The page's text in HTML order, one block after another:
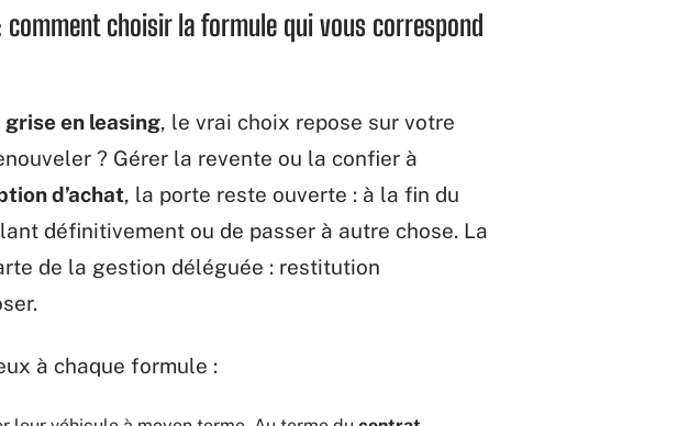
comment choisir la formule qui vous correspond
grise en leasing, le vrai choix repose sur votre
? Gérer la revente ou la confier à
d’achat, la porte reste ouverte : à la fin du
définitivement ou de passer à autre chose. La
de la gestion déléguée : restitution
à chaque formule :